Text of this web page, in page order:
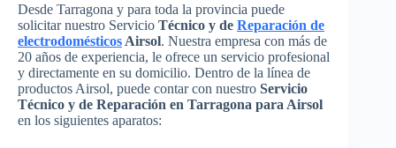
Desde Tarragona y para toda la provincia puede
solicitar nuestro Servicio Técnico y de Reparación de
electrodomésticos Airsol. Nuestra empresa con más de
20 años de experiencia, le ofrece un servicio profesional
y directamente en su domicilio. Dentro de la línea de
productos Airsol, puede contar con nuestro Servicio
Técnico y de Reparación en Tarragona para Airsol
en los siguientes aparatos: